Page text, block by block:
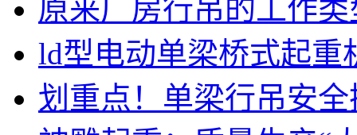
原来厂房行吊的工作
ld型电动单梁桥式起重
划重点！单梁行吊安